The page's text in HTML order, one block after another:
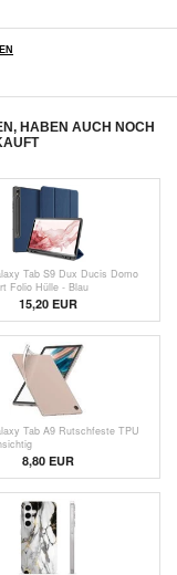
HABEN AUCH NOCH
Tab S9 Dux Ducis Domo
Folio Hülle - Blau
15,20EUR
Tab A9 Rutschfeste TPU
8,80 EUR